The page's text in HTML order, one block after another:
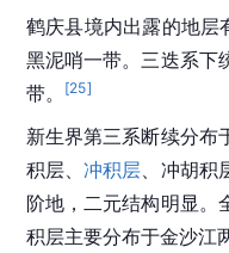
鹤庆县境内出露的地层
黑泥哨一带。三迭系下
带。
[25]
新生界第三系断续分布
积层、冲积层 、冲胡
阶地，二元结构明显。
积层主要分布于金沙江